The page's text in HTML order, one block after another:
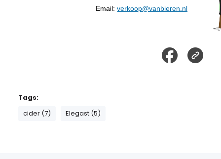
Email:verkoop@vanbieren.nl
Tags:
cider (7)
Elegast (5)